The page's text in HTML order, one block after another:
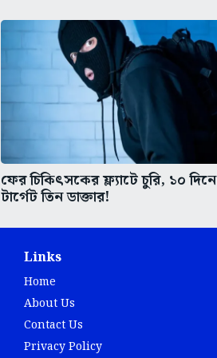
ফের চিকিৎসকের ফ্ল্যাটে চুরি, ১০ দিনে
টার্গেট তিন ডাক্তার!
Links
Home
About Us
Contact Us
Privacy Policy